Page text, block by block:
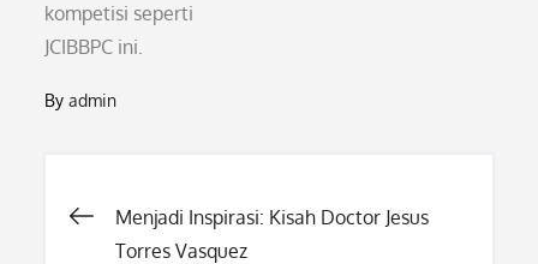
kompetisi seperti
JCIBBPC ini.
Byadmin
Post
Menjadi Inspirasi: Kisah Doctor Jesus
Torres Vasquez